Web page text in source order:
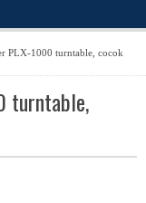
PLX-1000 turntable, cocok
turntable,